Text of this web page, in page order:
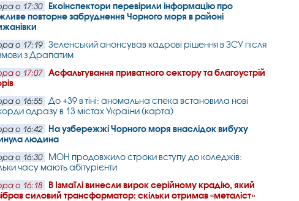
о 17:30
Екоінспектори перевірили інформацію про
повторне забруднення Чорного моря в районі
о 17:19
Зеленський анонсував кадрові рішення в ЗСУ після
з Драпатим
о 17:07
Асфальтування приватного сектору та благоустрій
о 16:55
До +39 в тіні: аномальна спека встановила нові
одразу в 13 містах України (карта)
о 16:42
На узбережжі Чорного моря внаслідок вибуху
людина
о 16:30
МОН продовжило строки вступу до коледжів:
часу мають абітурієнти
о 16:18
В Ізмаїлі винесли вирок серійному крадію, який
силовий трансформатор: скільки отримав «металіст»